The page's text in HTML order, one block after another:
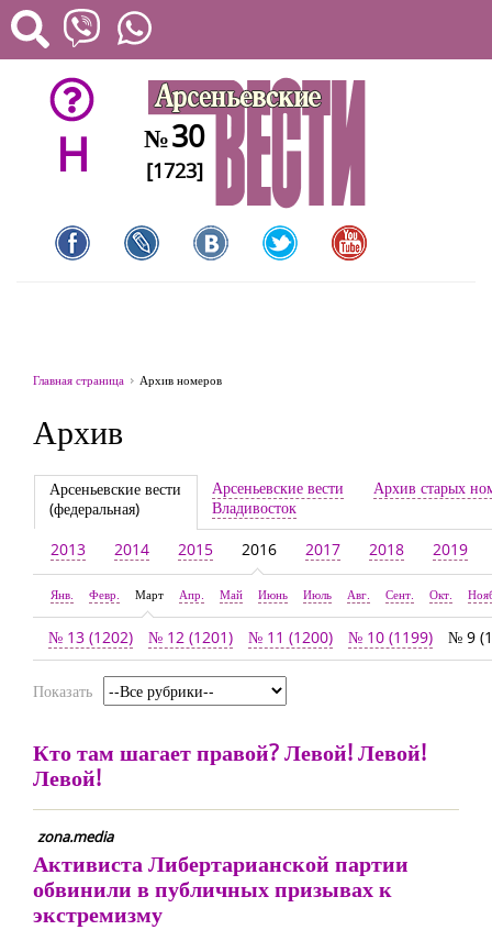
H №30
[1723]
Главная страница Архив номеров
Архив
Арсеньевские вести
(федеральная)
Арсеньевские вести
Владивосток
Архив старых
2013 2014 2015 2016 2017 2018 2019
Янв. Февр. Март Апр. Май Июнь Июль Авг. Сент. Окт.
№ 13 (1202) № 12 (1201) № 11 (1200) № 10 (1199) № 9
Показать
Кто там шагает правой? Левой! Левой!
Левой!
zona.media
Активиста Либертарианской партии
обвинили в публичных призывах к
экстремизму